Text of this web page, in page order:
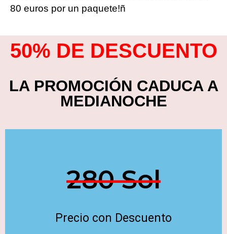
80 euros por un paquete!ñ
50% DE DESCUENTO
LA PROMOCIÓN CADUCA A
MEDIANOCHE
280 Sol
Precio con Descuento